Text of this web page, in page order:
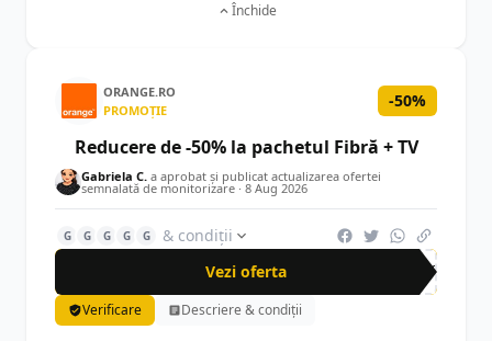
Închide
ORANGE.RO
PROMOȚIE
-50%
Reducere de -50% la pachetul Fibră + TV
Gabriela C. a aprobat și publicat actualizarea ofertei
semnalată de monitorizare · 8 Aug 2026
G G G G G
& condiții
Vezi oferta
-50%
Verificare Descriere & condiții